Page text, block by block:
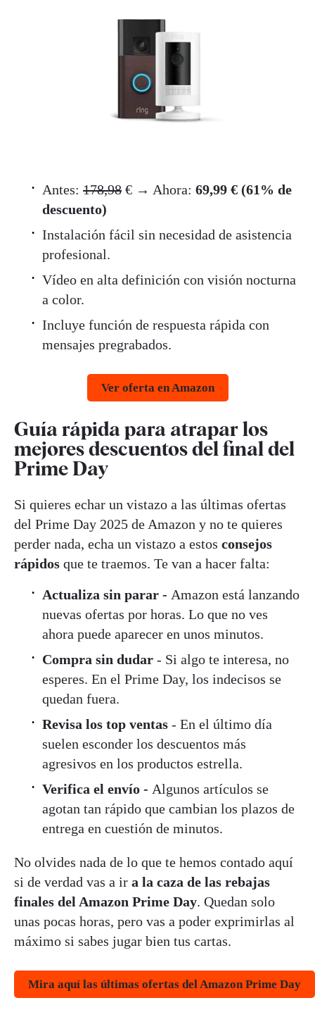
Antes: 178,98 € → Ahora: 69,99 € (61% de
descuento)
Instalación fácil sin necesidad de asistencia
profesional.
Vídeo en alta definición con visión nocturna
a color.
Incluye función de respuesta rápida con
mensajes pregrabados.
Ver oferta en Amazon
Guía rápida para atrapar los
mejores descuentos del final del
Prime Day
Si quieres echar un vistazo a las últimas ofertas
del Prime Day 2025 de Amazon y no te quieres
perder nada, echa un vistazo a estos consejos
rápidos que te traemos. Te van a hacer falta:
Actualiza sin parar - Amazon está lanzando
nuevas ofertas por horas. Lo que no ves
ahora puede aparecer en unos minutos.
Compra sin dudar - Si algo te interesa, no
esperes. En el Prime Day, los indecisos se
quedan fuera.
Revisa los top ventas - En el último día
suelen esconder los descuentos más
agresivos en los productos estrella.
Verifica el envío - Algunos artículos se
agotan tan rápido que cambian los plazos de
entrega en cuestión de minutos.
No olvides nada de lo que te hemos contado aquí
si de verdad vas a ir a la caza de las rebajas
finales del Amazon Prime Day. Quedan solo
unas pocas horas, pero vas a poder exprimirlas al
máximo si sabes jugar bien tus cartas.
Mira aquí las últimas ofertas del Amazon Prime Day